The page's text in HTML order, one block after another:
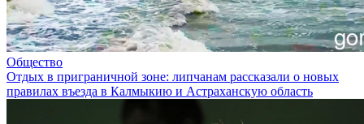
Общество
Отдых в приграничной зоне: липчанам рассказали о новых
правилах въезда в Калмыкию и Астраханскую область